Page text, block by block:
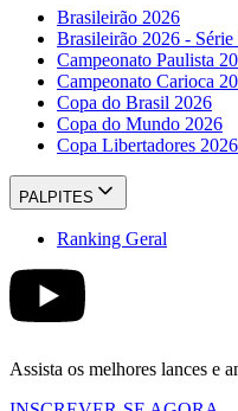
Brasileirão 2026
Brasileirão 2026 - Série
Campeonato Paulista
Campeonato Carioca
Copa do Brasil 2026
Copa do Mundo 2026
Copa Libertadores 2026
PALPITES
Ranking Geral
Assista os melhores lances e